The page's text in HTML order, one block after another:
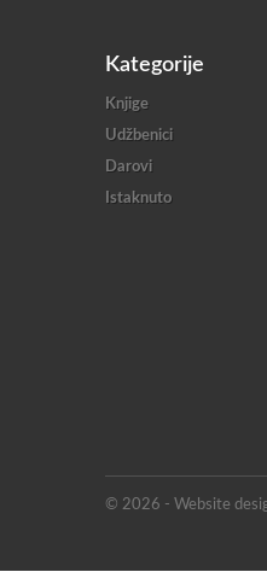
Kategorije
Knjige
Udžbenici
Darovi
Istaknuto
© 2026 - Website